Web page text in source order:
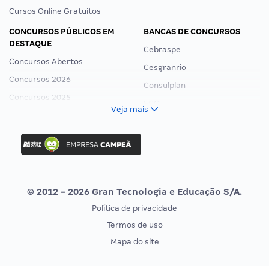
Cursos Online Gratuitos
CONCURSOS PÚBLICOS EM
DESTAQUE
Concursos Abertos
Concursos 2026
Concursos 2025
Concurso Ibama
Concurso MPU
Editais publicados
BANCAS DE CONCURSOS
Cebraspe
Cesgranrio
Consulplan
Vunesp
CONCURSOS POR PROFISSÃO
EXAME DE ORDEM
Veja mais
© 2012 - 2026 Gran Tecnologia e Educação S/A.
Política de privacidade
Termos de uso
Mapa do site